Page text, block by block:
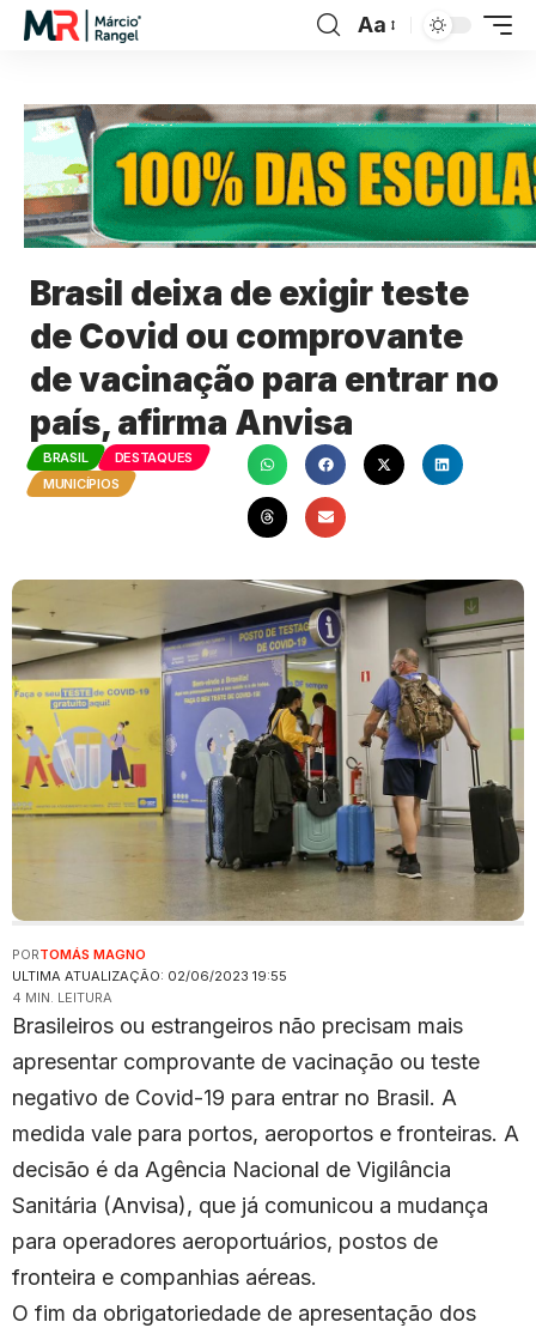
Aa
Brasil deixa de exigir teste
de Covid ou comprovante
de vacinação para entrar no
país, afirma Anvisa
BRASIL
DESTAQUES
MUNICÍPIOS
ULTIMA ATUALIZAÇÃO: 02/06/2023 19:55
PORTOMÁS MAGNO
4 MIN. LEITURA
Brasileiros ou estrangeiros não precisam mais
apresentar comprovante de vacinação ou teste
negativo de Covid-19 para entrar no Brasil. A
medida vale para portos, aeroportos e fronteiras. A
decisão é da Agência Nacional de Vigilância
Sanitária (Anvisa), que já comunicou a mudança
para operadores aeroportuários, postos de
fronteira e companhias aéreas.
O fim da obrigatoriedade de apresentação dos